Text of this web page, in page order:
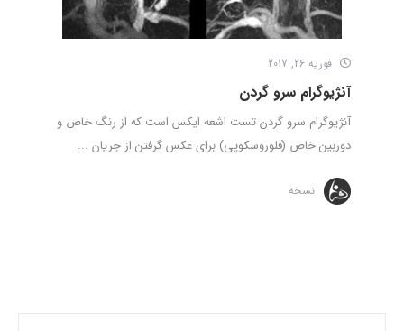
فوریه 26, 2017
آنژیوگرام سرو گردن
آنژیوگرام سرو گردن تست اشعه ایکس است که از رنگ خاص و
دوربین خاص (فلوروسکوپی) برای عکس گرفتن از جریان ...
نسخه